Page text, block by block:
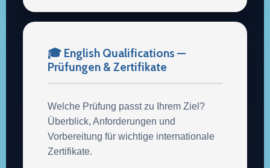
🎓 English Qualifications —
Prüfungen & Zertifikate
Welche Prüfung passt zu Ihrem Ziel?
Überblick, Anforderungen und
Vorbereitung für wichtige internationale
Zertifikate.